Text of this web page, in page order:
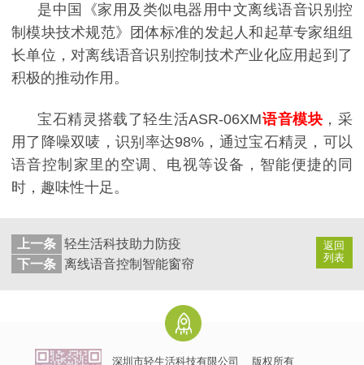
是中国《家用及类似电器用中文离线语音识别控
制模块技术规范》团体标准的发起人和起草专家组组
长单位，对离线语音识别控制技术产业化应用起到了
积极的推动作用。
宝石精灵 搭载了轻生活ASR-06XM语音模块 ，采
用了降噪双唛，识别 率达98%，通过宝石精灵，可以
语音控制家里的空调、电视等设备，智能便捷的同
时，趣味性十足。
返回
列表
上一条 轻生活科技助力防疫
下一条 离线语音控制智能窗帘
深圳市轻生活科技有限公司 版权所有